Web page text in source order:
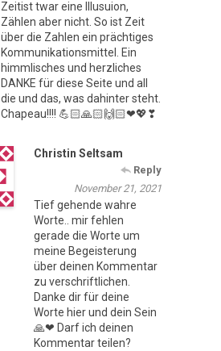
Zeitist twar eine Illusuion,
Zählen aber nicht. So ist Zeit
über die Zahlen ein prächtiges
Kommunikationsmittel. Ein
himmlisches und herzliches
DANKE für diese Seite und all
die und das, was dahinter steht.
Chapeau!!!! 💪🏻🙏🏻🙌🏻❤💖❣
Christin Seltsam
Reply
November 21, 2021
Tief gehende wahre
Worte.. mir fehlen
gerade die Worte um
meine Begeisterung
über deinen Kommentar
zu verschriftlichen.
Danke dir für deine
Worte hier und dein Sein
🙏❤ Darf ich deinen
Kommentar teilen?